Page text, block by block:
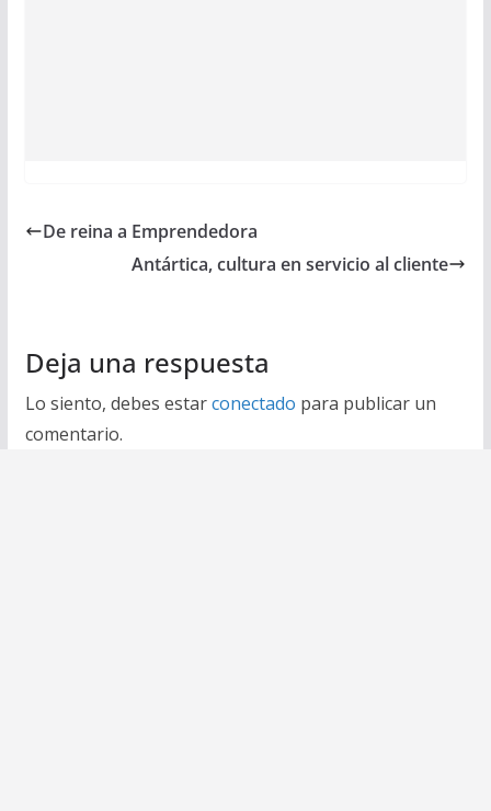
De reina a Emprendedora
Antártica, cultura en servicio al cliente
Deja una respuesta
Lo siento, debes estarconectado para publicar un
comentario.